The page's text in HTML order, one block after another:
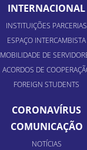
INTERNACIONAL
INSTITUIÇÕES PARCERIAS
ESPAÇO INTERCAMBISTA
MOBILIDADE DE
ACORDOS DE
FOREIGN STUDENTS
CORONAVÍRUS
COMUNICAÇÃO
NOTÍCIAS